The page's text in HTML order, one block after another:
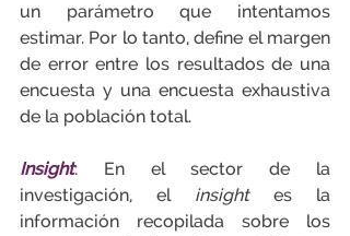
un parámetro que intentamos
estimar. Por lo tanto, define el margen
de error entre los resultados de una
encuesta y una encuesta exhaustiva
de la población total.
Insight: En el sector de la
investigación, el insight es la
información recopilada sobre los